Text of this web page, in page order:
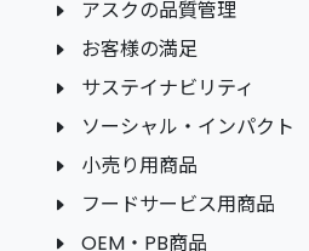
アスクの品質管理
お客様の満足
サステイナビリティ
ソーシャル・インパクト
小売り用商品
フードサービス用商品
OEM・PB商品